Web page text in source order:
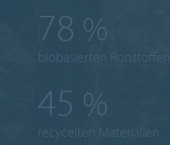
78 %
biobasierten Rohstoffen
45 %
recycelten Materialien